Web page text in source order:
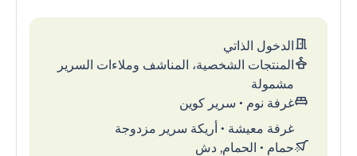
الدخول الذاتي
المنتجات الشخصية، المناشف وملاءات السرير
مشمولة
غرفة نوم • سرير كوين
غرفة معيشة • أريكة سرير مزدوجة
حمام • الحمام, دش